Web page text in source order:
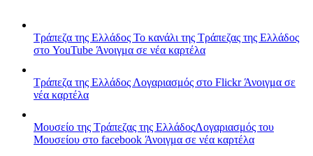
Τράπεζα της Ελλάδος Το κανάλι της Τράπεζας της Ελλάδος
στο YouTube Άνοιγμα σε νέα καρτέλα
Τράπεζα της Ελλάδος Λογαριασμός στο FlickrΆνοιγμα σε
νέα καρτέλα
Μουσείο της Τράπεζας της ΕλλάδοςΛογαριασμός του
Μουσείου στο facebook Άνοιγμα σε νέα καρτέλα